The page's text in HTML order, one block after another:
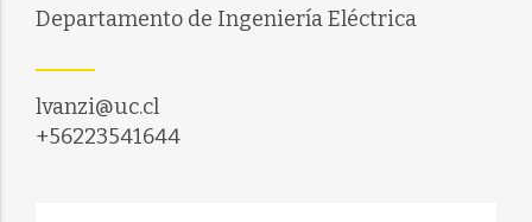
Departamento de Ingeniería Eléctrica
lvanzi@uc.cl
+56223541644